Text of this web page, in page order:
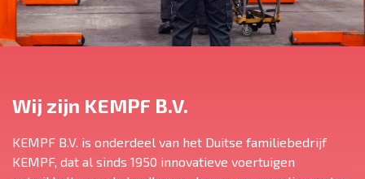
Wij zijn KEMPF B.V.
KEMPF B.V. is onderdeel van het Duitse familiebedrijf
KEMPF, dat al sinds 1950 innovatieve voertuigen